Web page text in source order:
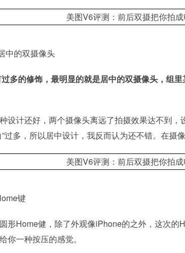
中的双摄像头
多的修饰，最明显的就是居中的双摄像头，组
设计还好，两个摄像头离远了拍摄效果达不到
过多，所以居中设计，我反而认为还不错。在摄
键
形Home健，除了外观像iPhone的之外，这次的
你一种按压的感觉。